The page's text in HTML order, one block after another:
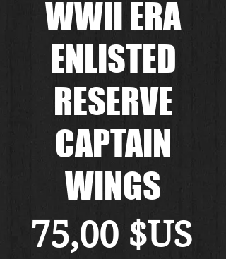
WWII ERA
ENLISTED
RESERVE
CAPTAIN
WINGS
75,00 $US